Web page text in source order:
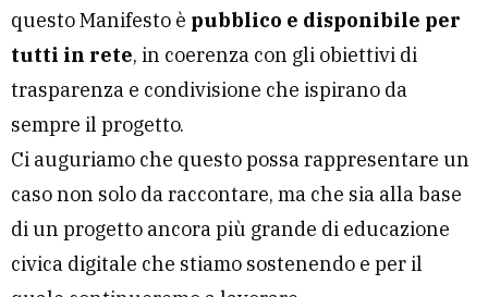
questo Manifesto è pubblico e disponibile per
tutti in rete, in coerenza con gli obiettivi di
trasparenza e condivisione che ispirano da
sempre il progetto.
Ci auguriamo che questo possa rappresentare un
caso non solo da raccontare, ma che sia alla base
di un progetto ancora più grande di educazione
civica digitale che stiamo sostenendo e per il